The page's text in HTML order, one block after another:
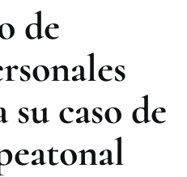
de
caso de